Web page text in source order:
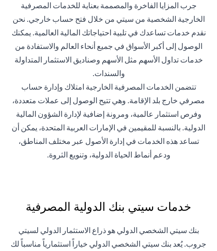
جرب المزايا الفاخرة والمصممة بعناية للخدمات المصرفية
الخارجية الشخصية من سيتي من خلال فتح حساب خارجي. نحن
نقدم خدمات تساعدك في تلبية احتياجاتك المالية العالمية. يمكنك
الوصول إلى أكبر الأسواق في جميع أنحاء العالم والاستفادة من
خدمات تداول الأسهم مثل الأسهم وصناديق الاستثمار المتداولة
والسندات.
تتضمن الخدمات المصرفية الخارجية امتلاك وإدارة حساب
مصرفي خارج بلد الإقامة. وهي تتيح الوصول إلى عملات متعددة،
وفرص استثمار عالمية، ومرونة إضافية لإدارة الشؤون المالية
الدولية. بالنسبة للمقيمين في الإمارات العربية المتحدة، يمكن أن
تساعد هذه الخدمات في إدارة الأصول عبر مختلف المناطق،
ودعم أنماط الحياة الدولية، وتنويع الثروة.
خدمات سيتي بنك الدولية المصرفية
بنك سيتي الشخصي الدولي هو ذراع الاستثمار الدولي لسيتي
جروب. يُعد بنك سيتي الشخصي الدولي خياراً استثمارياً مناسباً لك